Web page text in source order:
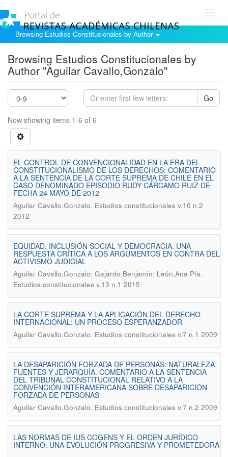
Browsing Estudios Constitucionales by Author
Browsing Estudios Constitucionales by
Author "Aguilar Cavallo,Gonzalo"
Go
Now showing items 1-6 of 6
EL CONTROL DE CONVENCIONALIDAD EN LA ERA DEL
CONSTITUCIONALISMO DE LOS DERECHOS: COMENTARIO
A LA SENTENCIA DE LA CORTE SUPREMA DE CHILE EN EL
CASO DENOMINADO EPISODIO RUDY CÁRCAMO RUIZ DE
FECHA 24 MAYO DE 2012
Aguilar Cavallo,Gonzalo. Estudios constitucionales v.10 n.2
2012
EQUIDAD, INCLUSIÓN SOCIAL Y DEMOCRACIA: UNA
RESPUESTA CRÍTICA A LOS ARGUMENTOS EN CONTRA DEL
ACTIVISMO JUDICIAL
Aguilar Cavallo,Gonzalo; Gajardo,Benjamín; León,Ana Pía.
Estudios constitucionales v.13 n.1 2015
LA CORTE SUPREMA Y LA APLICACIÓN DEL DERECHO
INTERNACIONAL: UN PROCESO ESPERANZADOR
Aguilar Cavallo,Gonzalo. Estudios constitucionales v.7 n.1 2009
LA DESAPARICIÓN FORZADA DE PERSONAS: NATURALEZA,
FUENTES Y JERARQUÍA. COMENTARIO A LA SENTENCIA
DEL TRIBUNAL CONSTITUCIONAL RELATIVO A LA
CONVENCIÓN INTERAMERICANA SOBRE DESAPARICIÓN
FORZADA DE PERSONAS
Aguilar Cavallo,Gonzalo. Estudios constitucionales v.7 n.2 2009
LAS NORMAS DE IUS COGENS Y EL ORDEN JURÍDICO
INTERNO: UNA EVOLUCIÓN PROGRESIVA Y PROMETEDORA